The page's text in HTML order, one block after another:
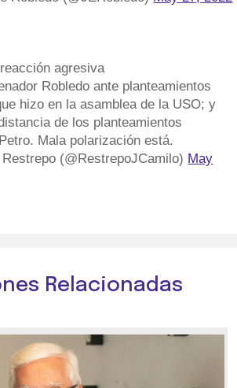
agresiva
Robledo ante planteamientos
hizo en la asamblea de la USO; y
de los planteamientos
Mala polarización está.
(@RestrepoJCamilo) May
Relacionadas